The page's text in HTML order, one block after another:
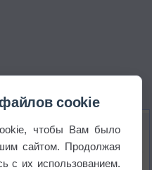
cookie
чтобы Вам было
сайтом. Продолжая
с их использованием.